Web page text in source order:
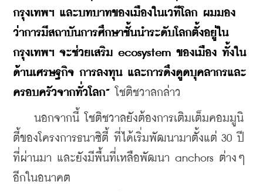
กรุงเทพฯ และบทบาทของเมืองในเวทีโลก ผมมอง
ว่าการมีสถาบันการศึกษาชั้นนำระดับโลกตั้งอยู่ใน
กรุงเทพฯ จะช่วยเสริม ecosystem ของเมือง ทั้งใน
ด้านเศรษฐกิจ การลงทุน และการดึงดูดบุคลากรและ
ครอบครัวจากทั่วโลก” โชติชวาลกล่าว
นอกจากนี้ โชติชวาลยังต้องการเติมเต็มคอมมูนิ
ตี้ของโครงการธนาซิตี้ ที่ได้เริ่มพัฒนามาตั้งแต่ 30 ปี
ที่ผ่านมา และยังมีพื้นที่เหลือพัฒนา anchors ต่างๆ
อีกในอนาคต